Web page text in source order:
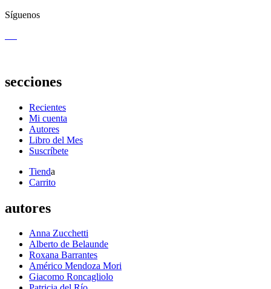
Síguenos
secciones
Recientes
Mi cuenta
Autores
Libro del Mes
Suscríbete
Tienda
Carrito
autores
Anna Zucchetti
Alberto de Belaunde
Roxana Barrantes
Américo Mendoza Mori
Giacomo Roncagliolo